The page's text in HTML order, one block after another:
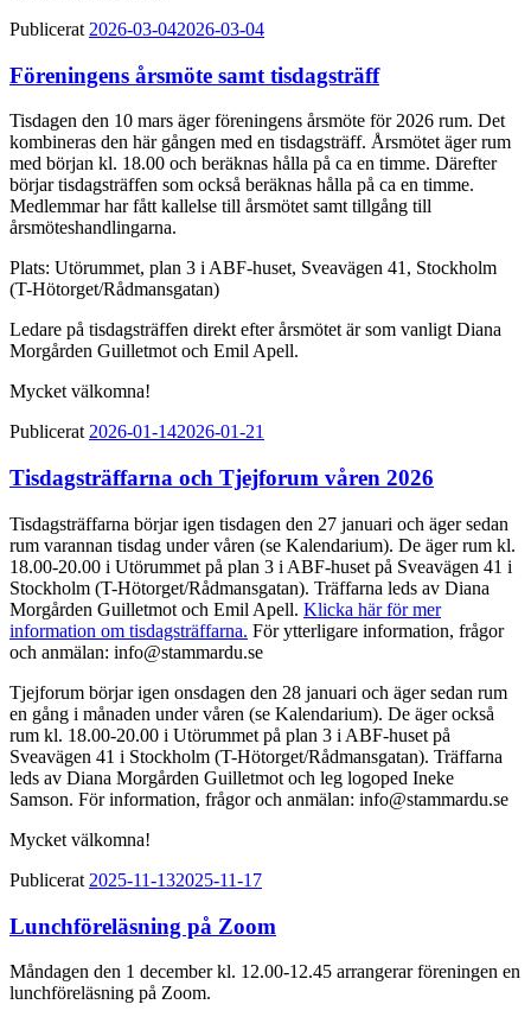
Publicerat 2026-03-042026-03-04
Föreningens årsmöte samt tisdagsträff
Tisdagen den 10 mars äger föreningens årsmöte för 2026 rum. Det
kombineras den här gången med en tisdagsträff. Årsmötet äger rum
med början kl. 18.00 och beräknas hålla på ca en timme. Därefter
börjar tisdagsträffen som också beräknas hålla på ca en timme.
Medlemmar har fått kallelse till årsmötet samt tillgång till
årsmöteshandlingarna.
Plats: Utörummet, plan 3 i ABF-huset, Sveavägen 41, Stockholm
(T-Hötorget/Rådmansgatan)
Ledare på tisdagsträffen direkt efter årsmötet är som vanligt Diana
Morgården Guilletmot och Emil Apell.
Mycket välkomna!
Publicerat 2026-01-142026-01-21
Tisdagsträffarna och Tjejforum våren 2026
Tisdagsträffarna börjar igen tisdagen den 27 januari och äger sedan
rum varannan tisdag under våren (se Kalendarium). De äger rum kl.
18.00-20.00 i Utörummet på plan 3 i ABF-huset på Sveavägen 41 i
Stockholm (T-Hötorget/Rådmansgatan). Träffarna leds av Diana
Morgården Guilletmot och Emil Apell. Klicka här för mer
information om tisdagsträffarna. För ytterligare information, frågor
och anmälan: info@stammardu.se
Tjejforum börjar igen onsdagen den 28 januari och äger sedan rum
en gång i månaden under våren (se Kalendarium). De äger också
rum kl. 18.00-20.00 i Utörummet på plan 3 i ABF-huset på
Sveavägen 41 i Stockholm (T-Hötorget/Rådmansgatan). Träffarna
leds av Diana Morgården Guilletmot och leg logoped Ineke
Samson. För information, frågor och anmälan: info@stammardu.se
Mycket välkomna!
Publicerat 2025-11-132025-11-17
Lunchföreläsning på Zoom
Måndagen den 1 december kl. 12.00-12.45 arrangerar föreningen en
lunchföreläsning på Zoom.